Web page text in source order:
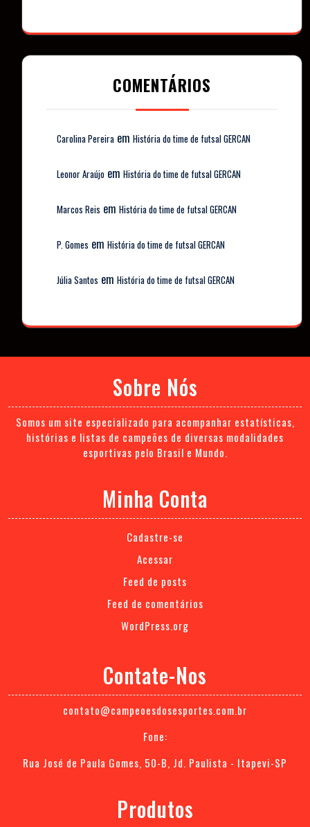
COMENTÁRIOS
Carolina Pereira em História do time de futsal GERCAN
Leonor Araújo em História do time de futsal GERCAN
Marcos Reis em História do time de futsal GERCAN
P. Gomes em História do time de futsal GERCAN
Júlia Santos em História do time de futsal GERCAN
Sobre Nós
Somos um site especializado para acompanhar estatísticas,
histórias e listas de campeões de diversas modalidades
esportivas pelo Brasil e Mundo.
Minha Conta
Cadastre-se
Acessar
Feed de posts
Feed de comentários
WordPress.org
Contate-Nos
contato@campeoesdosesportes.com.br
Fone:
Rua José de Paula Gomes, 50-B, Jd. Paulista - Itapevi-SP
Produtos